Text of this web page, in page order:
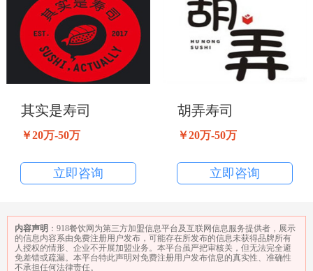
其实是寿司
￥20万-50万
立即咨询
胡弄寿司
￥20万-50万
立即咨询
内容声明 ：918餐饮网为第三方加盟信息平台及互联网信息服务提供者，展示
的信息内容系由免费注册用户发布，可能存在所发布的信息未获得品牌所有
人授权的情形、企业不开展加盟业务。本平台虽严把审核关，但无法完全避
免差错或疏漏。本平台特此声明对免费注册用户发布信息的真实性、准确性
不承担任何法律责任。